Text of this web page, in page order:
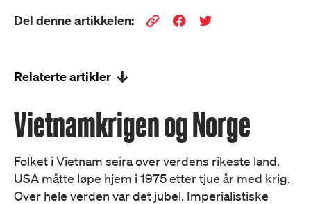
Del denne artikkelen:
Relaterte artikler
Vietnamkrigen og Norge
Folket i Vietnam seira over verdens rikeste land.
USA måtte løpe hjem i 1975 etter tjue år med krig.
Over hele verden var det jubel. Imperialistiske